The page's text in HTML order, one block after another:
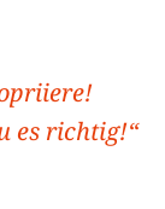
es richtig!“